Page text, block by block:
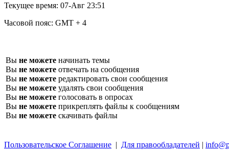
Текущее время: 07-Авг 23:51
Часовой пояс: GMT + 4
Вы не можете начинать темы
Вы не можете отвечать на сообщения
Вы не можете редактировать свои сообщения
Вы не можете удалять свои сообщения
Вы не можете голосовать в опросах
Вы не можете прикреплять файлы к сообщениям
Вы не можете скачивать файлы
Пользовательское Соглашение | Для правообладателей |